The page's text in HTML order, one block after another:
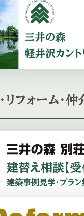
リフォーム・仲